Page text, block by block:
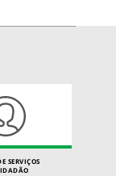
SERVIÇOS